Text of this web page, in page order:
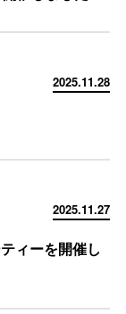
2025.11.28
2025.11.27
ィーを開催し